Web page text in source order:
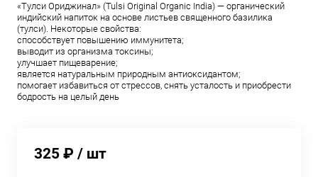
«Тулси Ориджинал» (Tulsi Original Organic India) — органический
индийский напиток на основе листьев священного базилика
(тулси). Некоторые свойства:
способствует повышению иммунитета;
выводит из организма токсины;
улучшает пищеварение;
является натуральным природным антиоксидантом;
помогает избавиться от стрессов, снять усталость и приобрести
бодрость на целый день
325 ₽ / шт